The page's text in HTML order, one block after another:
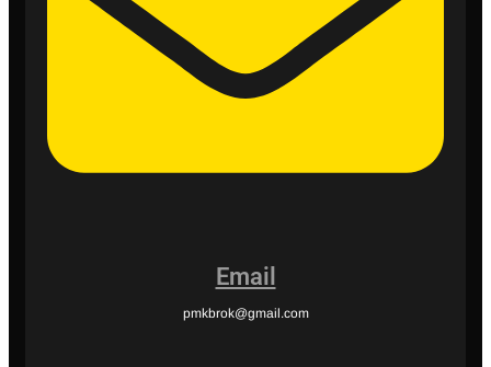
Email
pmkbrok@gmail.com